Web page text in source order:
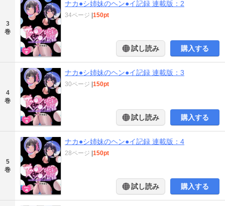
3
巻
ナカ●シ姉妹のヘン●イ記録 連載版：2
34ページ 150pt
試し読み 購入する
4
巻
ナカ●シ姉妹のヘン●イ記録 連載版：3
30ページ 150pt
試し読み 購入する
5
巻
ナカ●シ姉妹のヘン●イ記録 連載版：4
28ページ 150pt
試し読み 購入する